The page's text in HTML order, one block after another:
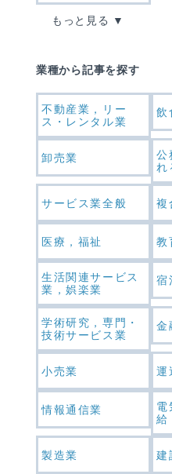
もっと見る
業種から記事を探す
不動産業，リー
ス・レンタル業
飲
卸売業
公
れ
サービス業全般 複
医療，福祉 教
生活関連サービス
業，娯楽業
宿
学術研究，専門・
技術サービス業
金
小売業 運
情報通信業
電
給
製造業 建